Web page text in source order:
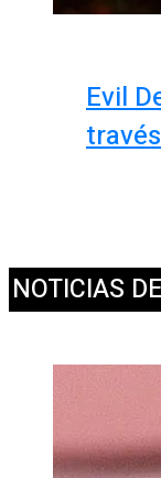
Evil
NOTICIAS